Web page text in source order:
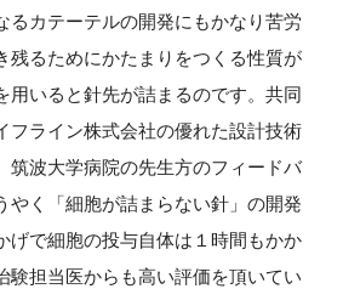
るカテーテルの開発にもかなり苦労
残るためにかたまりをつくる性質が
用いると針先が詰まるのです。共同
フライン株式会社の優れた設計技術
筑波大学病院の先生方のフィードバ
やく「細胞が詰まらない針」の開発
げで細胞の投与自体は１時間もかか
験担当医からも高い評価を頂いてい